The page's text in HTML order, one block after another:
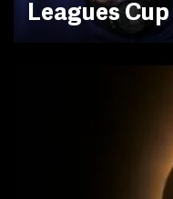
Leagues